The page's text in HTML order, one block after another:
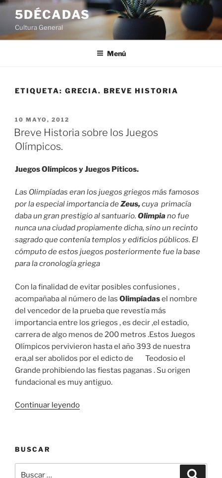
Saltar
contenido
5DÉCADAS
Cultura General
Menú
ETIQUETA: GRECIA. BREVE HISTORIA
PUBLICADO
EL
10 MAYO, 2012
Breve Historia sobre los Juegos
Olímpicos.
Juegos Olímpicos y Juegos Píticos.
Las Olimpíadas eran los juegos griegos más famosos
por la especial importancia deZeus, cuya primacía
daba un gran prestigio al santuario. Olimpia no fue
nunca una ciudad propiamente dicha, sino un recinto
sagrado que contenía templos y edificios públicos. El
cómputo de estos juegos posteriormente fue la base
para la cronología griega
Con la finalidad de evitar posibles confusiones ,
acompañaba al número de las Olimpíadasel nombre
del vencedor de la prueba que revestía más
importancia entre los griegos , es decir ,el estadio,
carrera de algo menos de 200 metros .Estos Juegos
Olímpicos pervivieron hasta el año 393 de nuestra
era,al ser abolidos por el edicto de Teodosio el
Grande prohibiendo las fiestas paganas . Su origen
fundacional es muy antiguo.
Continuar leyendo«Breve
Olímpicos.»
BUSCAR